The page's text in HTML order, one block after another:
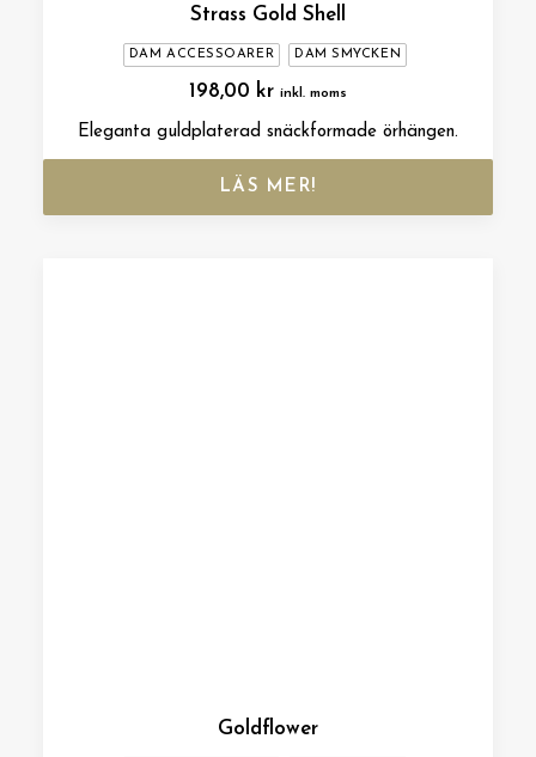
Strass Gold Shell
DAM ACCESSOARER DAM SMYCKEN
198,00 kr inkl. moms
Eleganta guldplaterad snäckformade örhängen.
LÄS MER!
Goldflower